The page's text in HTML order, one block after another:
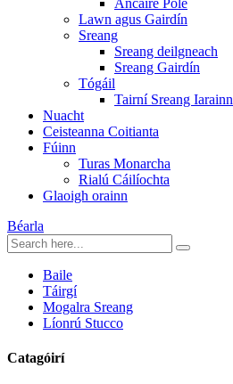
Ancaire Pole
Lawn agus Gairdín
Sreang
Sreang deilgneach
Sreang Gairdín
Tógáil
Tairní Sreang Iarainn
Nuacht
Ceisteanna Coitianta
Fúinn
Turas Monarcha
Rialú Cáilíochta
Glaoigh orainn
Béarla
Baile
Táirgí
Mogalra Sreang
Líonrú Stucco
Catagóirí